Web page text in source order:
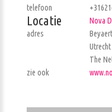
telefoon
Locatie
Nova
adres
Utrecht
The
zie ook